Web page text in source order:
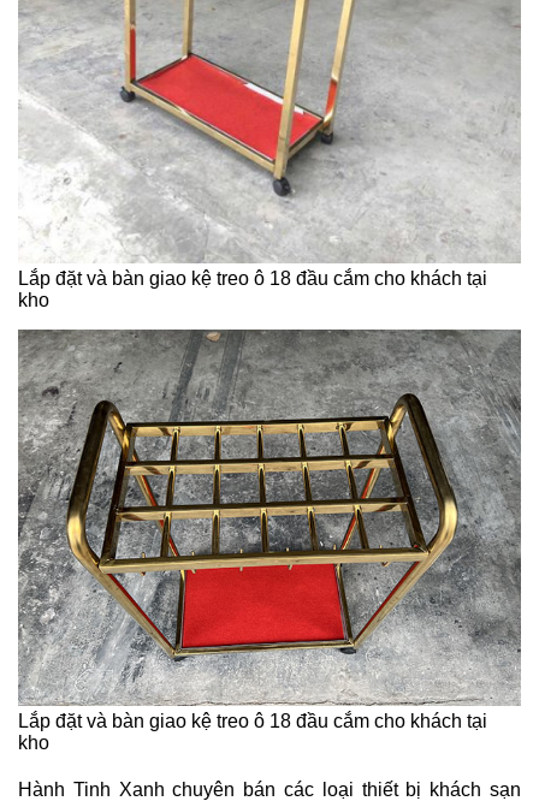
Lắp đặt và bàn giao kệ treo ô 18 đầu cắm cho khách tại
kho
Lắp đặt và bàn giao kệ treo ô 18 đầu cắm cho khách tại
kho
Hành Tinh Xanh chuyên bán các loại thiết bị khách sạn